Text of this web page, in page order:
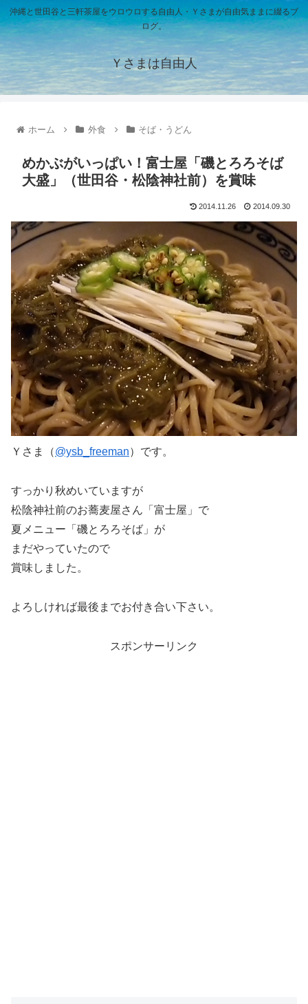
沖縄と世田谷と三軒茶屋をウロウロする自由人・Ｙさまが自由気ままに綴るブ
ログ。
Ｙさまは自由人
ホーム 外食 そば・うどん
めかぶがいっぱい！富士屋「磯とろろそば
大盛」（世田谷・松陰神社前）を賞味
2014.11.26 2014.09.30
Ｙさま（@ysb_freeman）です。
すっかり秋めいていますが
松陰神社前のお蕎麦屋さん「富士屋」で
夏メニュー「磯とろろそば」が
まだやっていたので
賞味しました。
よろしければ最後までお付き合い下さい。
スポンサーリンク